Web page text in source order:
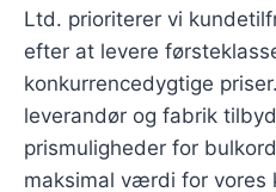
Ltd. prioriterer vi
efter at levere
konkurrencedygtige
leverandør og fabrik
prismuligheder for
maksimal værdi for vores